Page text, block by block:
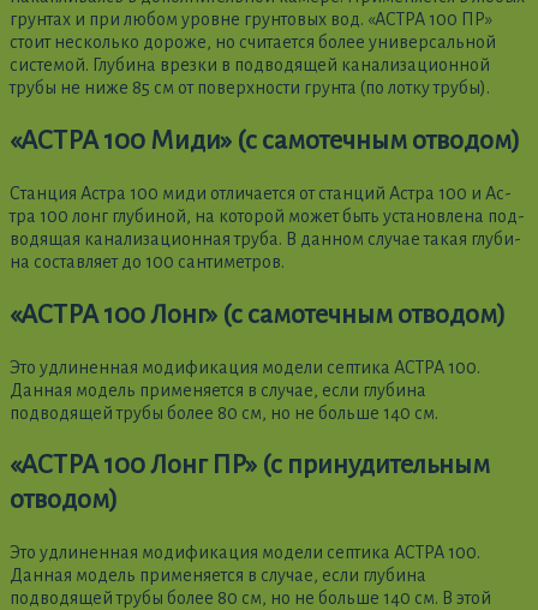
грунтах и при любом уровне грунтовых вод. «АСТРА 100 ПР»
стоит несколько дороже, но считается более универсальной
системой. Глубина врезки в подводящей канализационной
трубы не ниже 85 см от поверхности грунта (по лотку трубы).
«АСТРА 100 Миди» (с самотечным отводом)
Стан­ция Ас­тра 100 ми­ди от­ли­ча­ет­ся от стан­ций Ас­тра 100 и Ас­
тра 100 лонг глу­би­ной, на ко­то­рой мо­жет быть ус­та­нов­ле­на под­
во­дя­щая ка­на­ли­за­ци­он­ная тру­ба. В дан­ном слу­чае та­кая глу­би­
на сос­тав­ля­ет до 100 сан­ти­мет­ров.
«АСТРА 100 Лонг» (с самотечным отводом)
Это удлиненная модификация модели септика АСТРА 100.
Данная модель применяется в случае, если глубина
подводящей трубы более 80 см, но не больше 140 см.
«АСТРА 100 Лонг ПР» (с принудительным
отводом)
Это удлиненная модификация модели септика АСТРА 100.
Данная модель применяется в случае, если глубина
подводящей трубы более 80 см, но не больше 140 см. В этой